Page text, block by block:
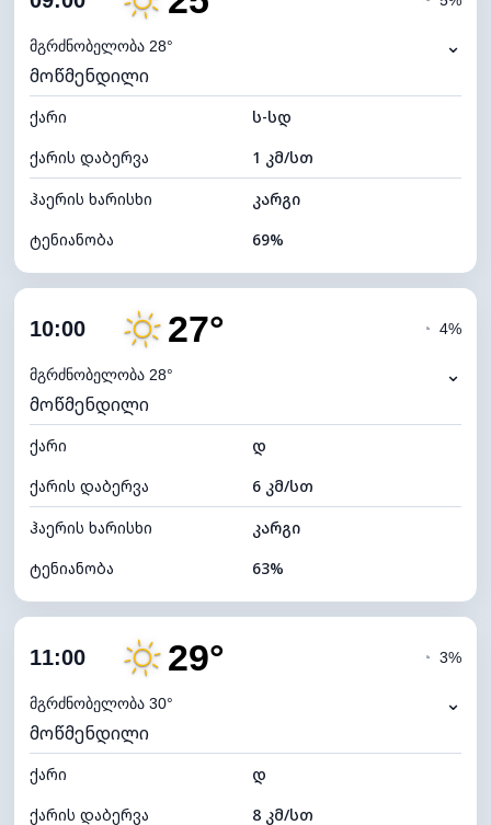
ნამის წერტილი
ხილვადობა
განათების ინდექსი 7 (ნათელი)
ღრუბლის სიმაღლე 11760 მ
მგრძნობელობა 28° ⌄
მოწმენდილი
ქარი
ს-სდ
ქარის დაბერვა
1 კმ/სთ
ჰაერის ხარისხი
კარგი
ტენიანობა
69%
ღრუბლიანობა
ნამის წერტილი
ხილვადობა
განათების ინდექსი 7 (ნათელი)
ღრუბლის სიმაღლე 11760 მ
10:00 27°
მგრძნობელობა 28°
◔ 4%
⌄
მოწმენდილი
ქარი
დ
ქარის დაბერვა
6 კმ/სთ
ჰაერის ხარისხი
კარგი
ტენიანობა
63%
ღრუბლიანობა
ნამის წერტილი
ხილვადობა
განათების ინდექსი 7 (ნათელი)
ღრუბლის სიმაღლე 11760 მ
11:00 29°
მგრძნობელობა 30°
◔ 3%
⌄
მოწმენდილი
ქარი
დ
ქარის დაბერვა
8 კმ/სთ